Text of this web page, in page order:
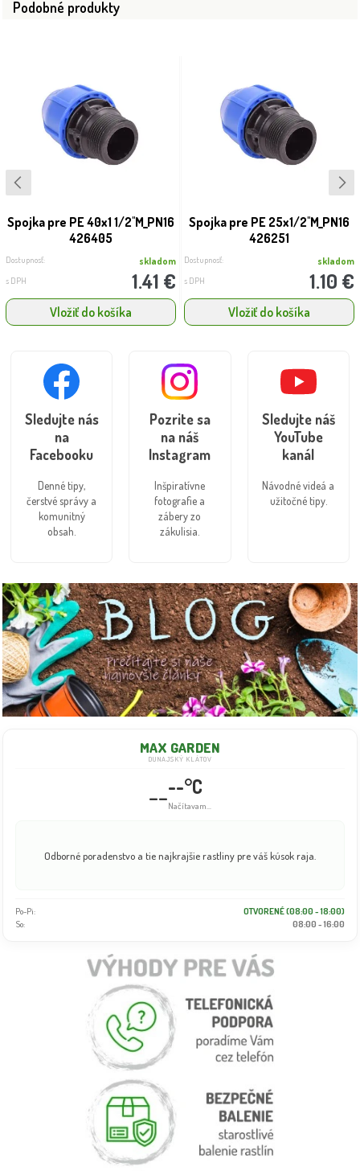
MAX GARDEN
DUNAJSKÝ KLÁTOV
----°C
Načítavam...
Odborné poradenstvo a tie najkrajšie rastliny pre váš kúsok raja.
Po-Pi:
OTVORENÉ (08:00 - 18:00)
So:
08:00 - 16:00
Podobné produkty
Spojka pre PE 40x1 1/2''M_PN16
426405
Dostupnosť: skladom
s DPH 1.41 €
Vložiť do košíka
Spojka pre PE 25x1/2''M_PN16
426251
Dostupnosť: skladom
s DPH 1.10 €
Vložiť do košíka
Sledujte nás
na
Facebooku
Denné tipy,
čerstvé správy a
komunitný
obsah.
Pozrite sa
na náš
Instagram
Inšpiratívne
fotografie a
zábery zo
zákulisia.
Sledujte náš
YouTube
kanál
Návodné videá a
užitočné tipy.